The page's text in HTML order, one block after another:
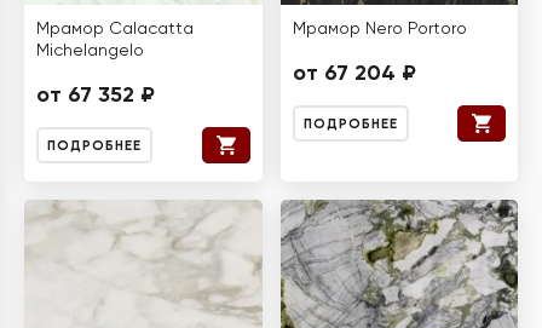
Мрамор Calacatta
Michelangelo
от 67 352 ₽
ПОДРОБНЕЕ
Мрамор Nero Portoro
от 67 204 ₽
ПОДРОБНЕЕ